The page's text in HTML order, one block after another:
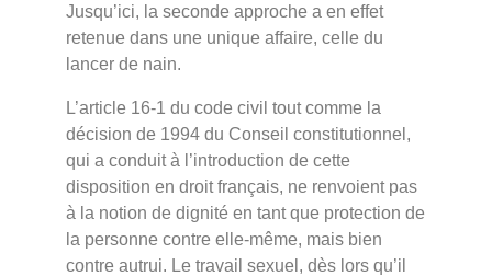
Jusqu’ici, la seconde approche a en effet
retenue dans une unique affaire, celle du
lancer de nain.
L’article 16-1 du code civil tout comme la
décision de 1994 du Conseil constitutionnel,
qui a conduit à l’introduction de cette
disposition en droit français, ne renvoient pas
à la notion de dignité en tant que protection de
la personne contre elle-même, mais bien
contre autrui. Le travail sexuel, dès lors qu’il